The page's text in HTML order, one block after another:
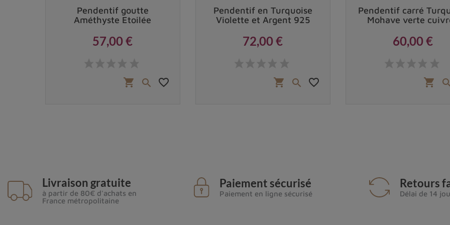
Pendentif goutte
Améthyste Etoilée
57,00 €
shopping_cart  favorite_border
Pendentif en Turquoise
Violette et Argent 925
72,00 €
shopping_cart  favorite_border
Pendentif carré
Mohave verte
60,00 €
shopping_cart
Livraison gratuite
à partir de 80€ d'achats en
France métropolitaine
Paiement sécurisé
Paiement en ligne sécurisé
Retours
Délai de 14